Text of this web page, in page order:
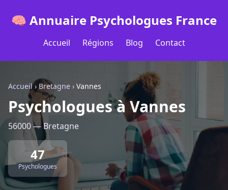
🧠 Annuaire Psychologues France
Accueil Régions Blog Contact
Accueil› Bretagne › Vannes
Psychologues à Vannes
56000 — Bretagne
47
Psychologues